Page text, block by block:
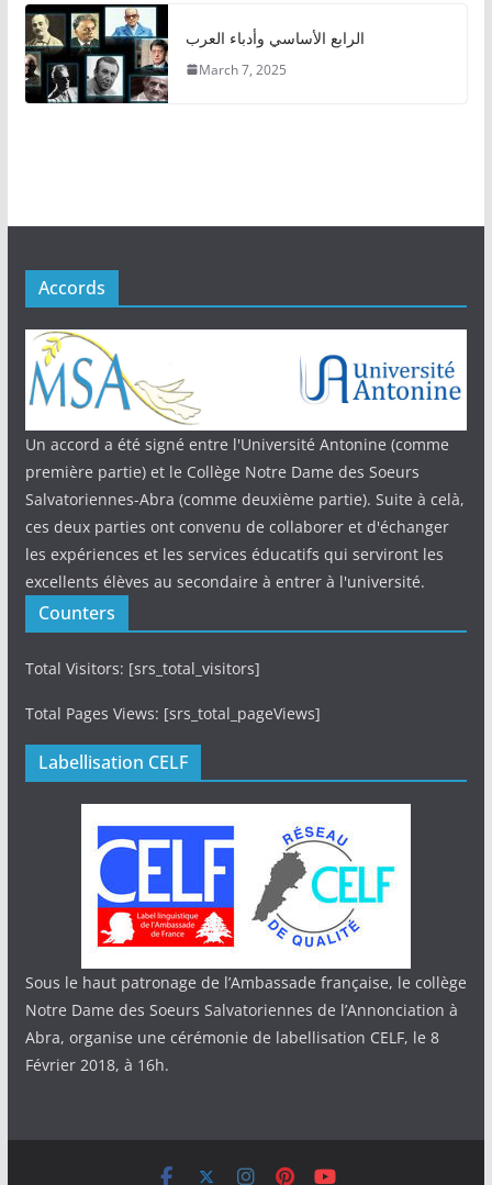
الرابع الأساسي وأدباء العرب
March 7, 2025
Accords
Un accord a été signé entre l'Université Antonine (comme
première partie) et le Collège Notre Dame des Soeurs
Salvatoriennes-Abra (comme deuxième partie). Suite à celà,
ces deux parties ont convenu de collaborer et d'échanger
les expériences et les services éducatifs qui serviront les
excellents élèves au secondaire à entrer à l'université.
Counters
Total Visitors: [srs_total_visitors]
Total Pages Views: [srs_total_pageViews]
Labellisation CELF
Sous le haut patronage de l’Ambassade française, le collège
Notre Dame des Soeurs Salvatoriennes de l’Annonciation à
Abra, organise une cérémonie de labellisation CELF, le 8
Février 2018, à 16h.